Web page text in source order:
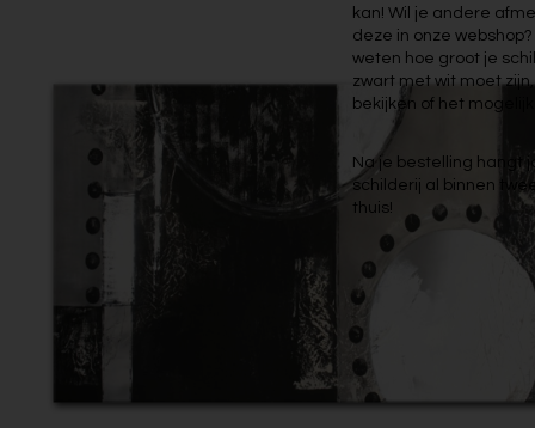
kan! Wil je andere
deze in onze
weten hoe groot je
zwart met wit moet zijn,
bekijken of het mogelijk
Na je bestelling hangt
schilderij al binnen
thuis!